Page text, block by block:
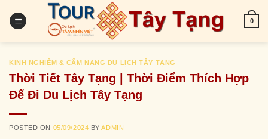
0
KINH NGHIỆM & CẨM NANG DU LỊCH TÂY TẠNG
Thời Tiết Tây Tạng | Thời Điểm Thích Hợp
Để Đi Du Lịch Tây Tạng
POSTED ON 05/09/2024 BYADMIN